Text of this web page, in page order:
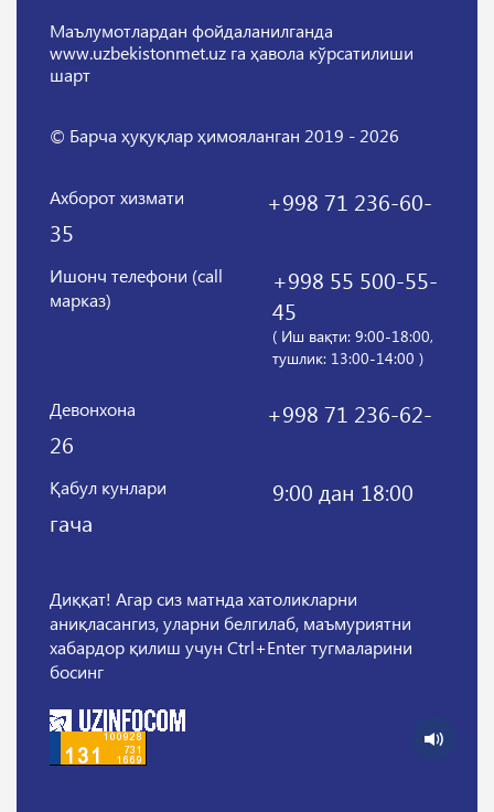
Маълумотлардан фойдаланилганда
www.uzbekistonmet.uz га ҳавола кўрсатилиши
шарт
© Барча ҳуқуқлар ҳимояланган 2019 - 2026
Ахборот хизмати
+998 71 236-60-
35
Ишонч телефони (call
марказ)
+998 55 500-55-
45
( Иш вақти: 9:00-18:00,
тушлик: 13:00-14:00 )
Девонхона
+998 71 236-62-
26
Қабул кунлари
9:00 дан 18:00
гача
Диққат! Агар сиз матнда хатоликларни
аниқласангиз, уларни белгилаб, маъмуриятни
хабардор қилиш учун Ctrl+Enter тугмаларини
босинг